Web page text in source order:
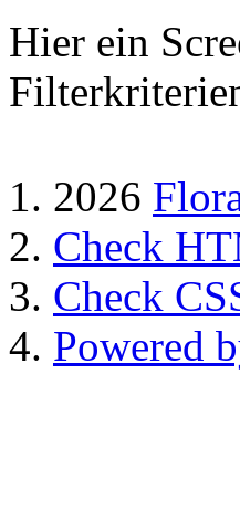
Hier ein
2026
Check
Check
Powered